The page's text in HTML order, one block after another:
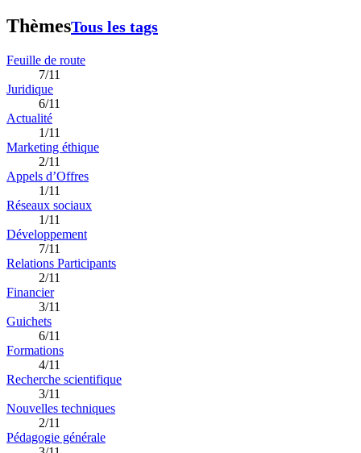
ThèmesTous les tags
Feuille de route
7/11
Juridique
6/11
Actualité
1/11
Marketing éthique
2/11
Appels d’Offres
1/11
Réseaux sociaux
1/11
Développement
7/11
Relations Participants
2/11
Financier
3/11
Guichets
6/11
Formations
4/11
Recherche scientifique
3/11
Nouvelles techniques
2/11
Pédagogie générale